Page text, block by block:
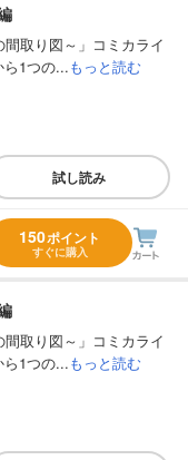
間取り図～」コミカライ
ら1つの...もっと読む
試し読み
150ポイント
すぐに購入
間取り図～」コミカライ
ら1つの...もっと読む